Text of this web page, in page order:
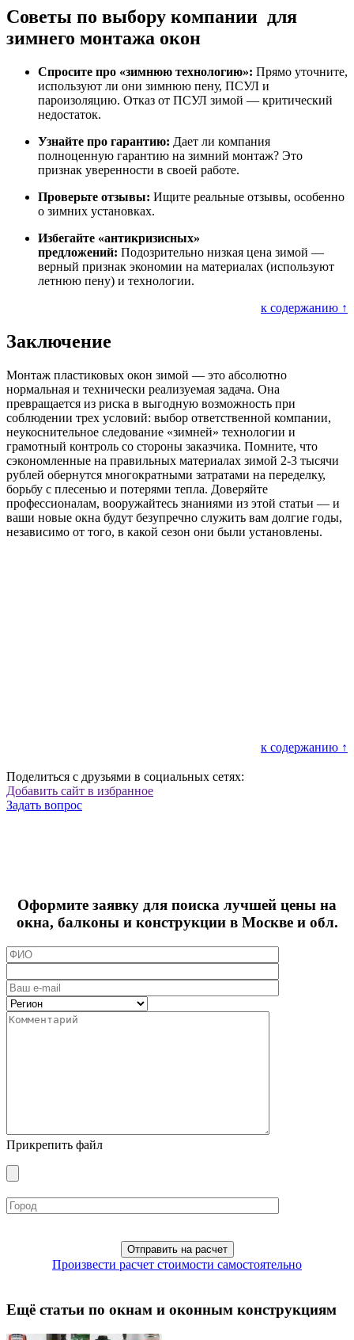
Советы по выбору компании для
зимнего монтажа окон
Спросите про «зимнюю технологию»: Прямо уточните,
используют ли они зимнюю пену, ПСУЛ и
пароизоляцию. Отказ от ПСУЛ зимой — критический
недостаток.
Узнайте про гарантию: Дает ли компания
полноценную гарантию на зимний монтаж? Это
признак уверенности в своей работе.
Проверьте отзывы: Ищите реальные отзывы, особенно
о зимних установках.
Избегайте «антикризисных»
предложений: Подозрительно низкая цена зимой —
верный признак экономии на материалах (используют
летнюю пену) и технологии.
к содержанию ↑
Заключение
Монтаж пластиковых окон зимой — это абсолютно
нормальная и технически реализуемая задача. Она
превращается из риска в выгодную возможность при
соблюдении трех условий: выбор ответственной компании,
неукоснительное следование «зимней» технологии и
грамотный контроль со стороны заказчика. Помните, что
сэкономленные на правильных материалах зимой 2-3 тысячи
рублей обернутся многократными затратами на переделку,
борьбу с плесенью и потерями тепла. Доверяйте
профессионалам, вооружайтесь знаниями из этой статьи — и
ваши новые окна будут безупречно служить вам долгие годы,
независимо от того, в какой сезон они были установлены.
к содержанию ↑
Поделиться с друзьями в социальных сетях:
Добавить сайт в избранное
Задать вопрос
Оформите заявку для поиска лучшей цены на
окна, балконы и конструкции в Москве и обл.
Прикрепить файл
Произвести расчет стоимости самостоятельно
Ещё статьи по окнам и оконным конструкциям